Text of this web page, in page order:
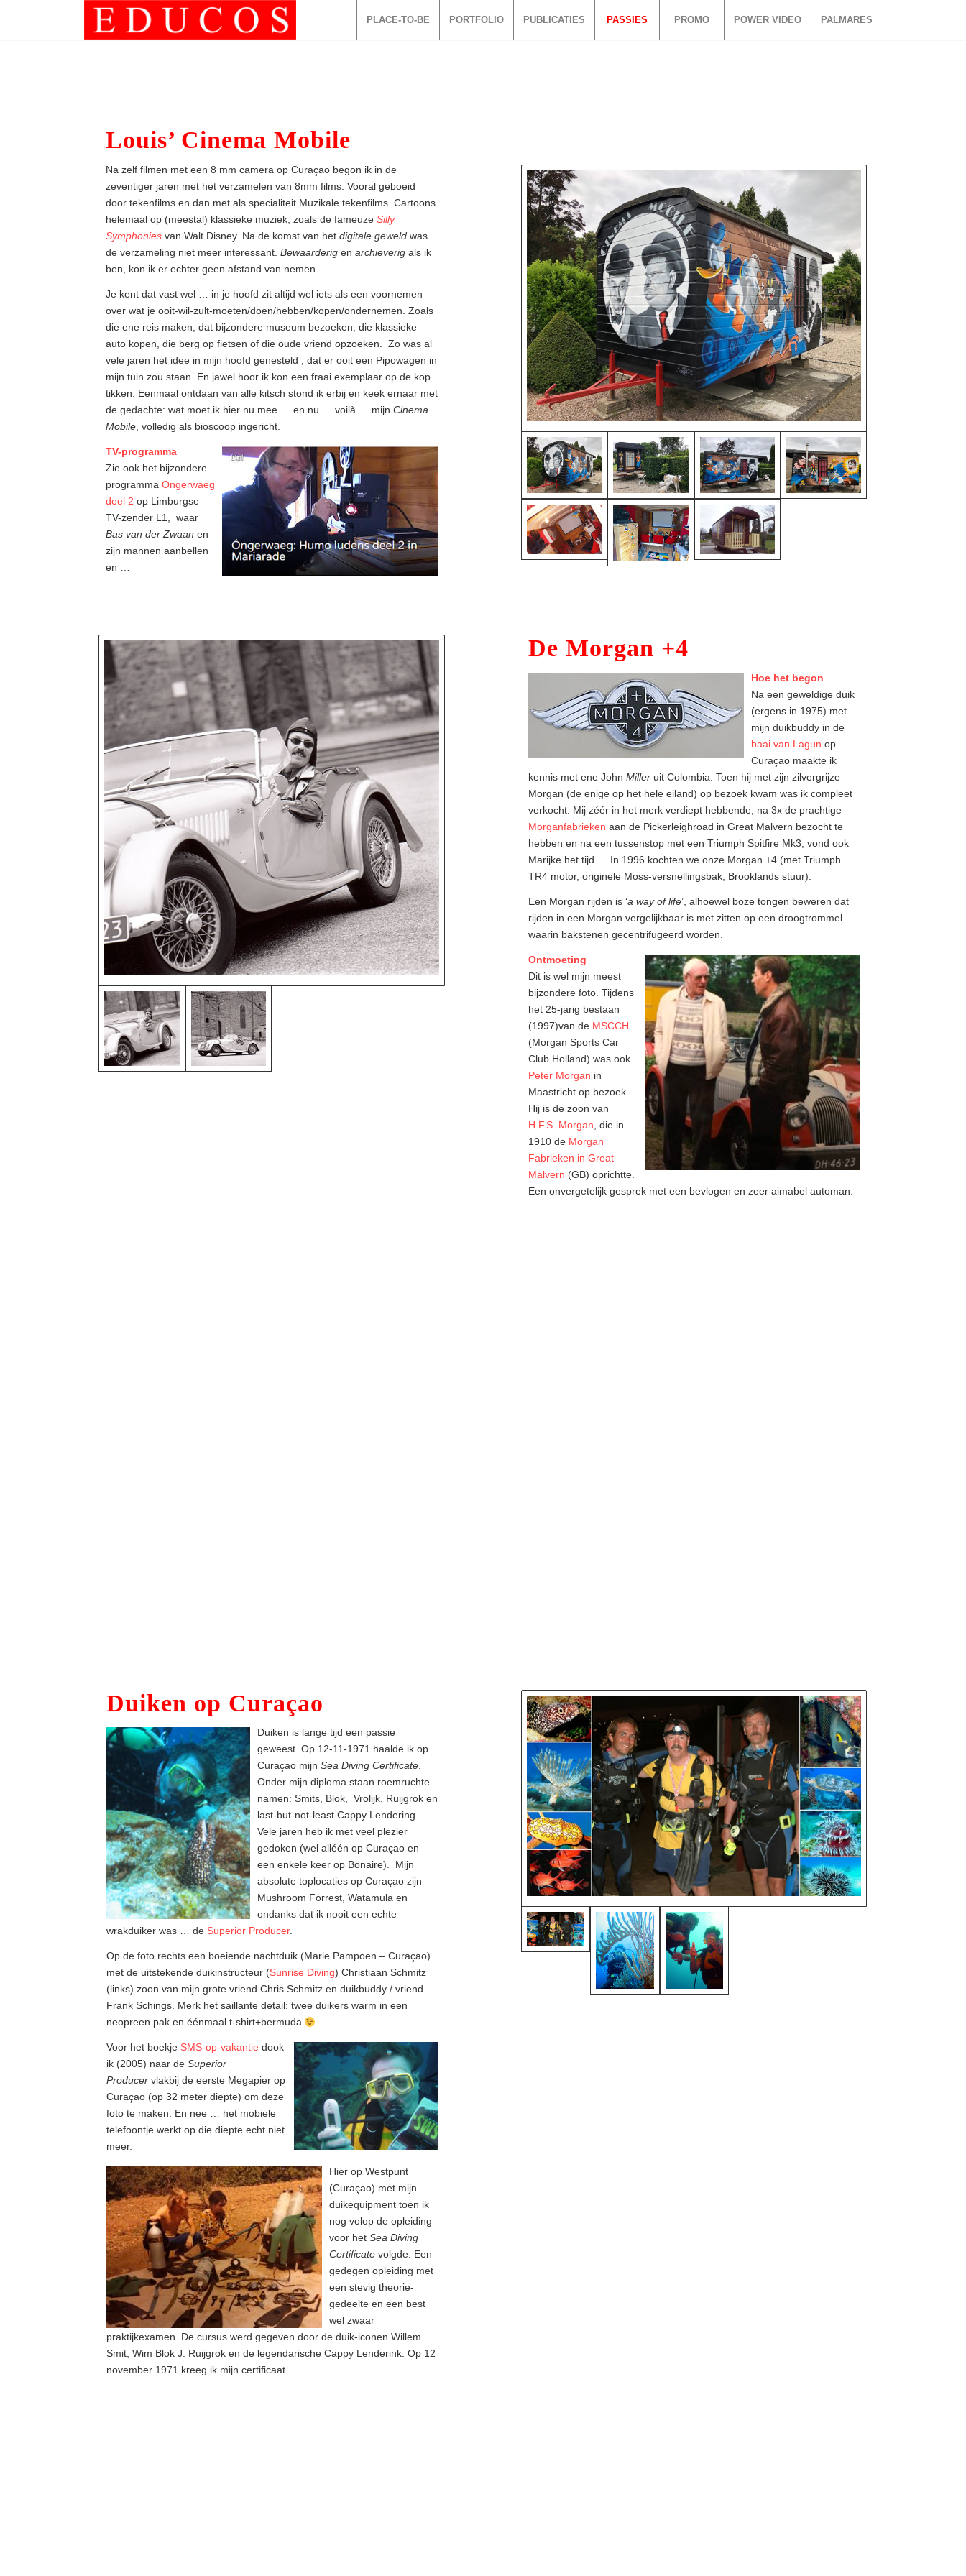
PLACE-TO-BE PORTFOLIO PUBLICATIES PASSIES PROMO POWER VIDEO PALMARES
Louis’ Cinema Mobile
Na zelf filmen met een 8 mm camera op Curaçao begon ik in de
zeventiger jaren met het verzamelen van 8mm films. Vooral geboeid
door tekenfilms en dan met als specialiteit Muzikale tekenfilms. Cartoons
helemaal op (meestal) klassieke muziek, zoals de fameuzeSilly
Symphonies van Walt Disney. Na de komst van hetdigitale geweld was
de verzameling niet meer interessant.Bewaarderig enarchieverig als ik
ben, kon ik er echter geen afstand van nemen.
Je kent dat vast wel … in je hoofd zit altijd wel iets als een voornemen
over wat je ooit-wil-zult-moeten/doen/hebben/kopen/ondernemen. Zoals
die ene reis maken, dat bijzondere museum bezoeken, die klassieke
auto kopen, die berg op fietsen of die oude vriend opzoeken.Zo was al
vele jaren het idee in mijn hoofd genesteld , dat er ooit een Pipowagen in
mijn tuin zou staan. En jawel hoor ik kon een fraai exemplaar op de kop
tikken. Eenmaal ontdaan van alle kitsch stond ik erbij en keek ernaar met
de gedachte: wat moet ik hier nu mee … en nu … voilà … mijnCinema
Mobile , volledig als bioscoop ingericht.
TV-programma
Zie ook het bijzondere
programmaOngerwaeg
deel 2 op Limburgse
TV-zender L1, waar
Bas van der Zwaan en
zijn mannen aanbellen
en …
De Morgan +4
Hoe het begon
Na een geweldige duik
(ergens in 1975) met
mijn duikbuddy in de
baai van Lagunop
Curaçao maakte ik
kennis met ene JohnMiller uit Colombia. Toen hij met zijn zilvergrijze
Morgan (de enige op het hele eiland) op bezoek kwam was ik compleet
verkocht. Mij zéér in het merk verdiept hebbende, na 3x de prachtige
Morganfabrieken aan de Pickerleighroad in Great Malvern bezocht te
hebben en na een tussenstop met een Triumph Spitfire Mk3, vond ook
Marijke het tijd … In 1996 kochten we onze Morgan +4 (met Triumph
TR4 motor, originele Moss-versnellingsbak, Brooklands stuur).
Een Morgan rijden is ‘a way of life’, alhoewel boze tongen beweren dat
rijden in een Morgan vergelijkbaar is met zitten op een droogtrommel
waarin bakstenen gecentrifugeerd worden.
Ontmoeting
Dit is wel mijn meest
bijzondere foto. Tijdens
het 25-jarig bestaan
(1997)van de MSCCH
(Morgan Sports Car
Club Holland) was ook
Peter Morgan in
Maastricht op bezoek.
Hij is de zoon van
H.F.S. Morgan , die in
1910 de Morgan
Fabrieken in Great
Malvern (GB) oprichtte.
Een onvergetelijk gesprek met een bevlogen en zeer aimabel automan.
Duiken op Curaçao
Duiken is lange tijd een passie
geweest. Op 12-11-1971 haalde ik op
Curaçao mijn Sea Diving Certificate.
Onder mijn diploma staan roemruchte
namen: Smits, Blok, Vrolijk, Ruijgrok en
last-but-not-least Cappy Lendering.
Vele jaren heb ik met veel plezier
gedoken (wel alléén op Curaçao en
een enkele keer op Bonaire). Mijn
absolute toplocaties op Curaçao zijn
Mushroom Forrest, Watamula en
ondanks dat ik nooit een echte
wrakduiker was … de Superior Producer.
Op de foto rechts een boeiende nachtduik (Marie Pampoen – Curaçao)
met de uitstekende duikinstructeur (Sunrise Diving) Christiaan Schmitz
(links) zoon van mijn grote vriend Chris Schmitz en duikbuddy / vriend
Frank Schings. Merk het saillante detail: twee duikers warm in een
neopreen pak en éénmaal t-shirt+bermuda
Voor het boekje SMS-op-vakantie dook
ik (2005) naar de Superior
Producervlakbij de eerste Megapier op
Curaçao (op 32 meter diepte) om deze
foto te maken. En nee … het mobiele
telefoontje werkt op die diepte echt niet
meer.
Hier op Westpunt
(Curaçao) met mijn
duikequipment toen ik
nog volop de opleiding
voor het Sea Diving
Certificatevolgde. Een
gedegen opleiding met
een stevig theorie-
gedeelte en een best
wel zwaar
praktijkexamen. De cursus werd gegeven door de duik-iconen Willem
Smit, Wim Blok J. Ruijgrok en de legendarische Cappy Lenderink. Op 12
november 1971 kreeg ik mijn certificaat.